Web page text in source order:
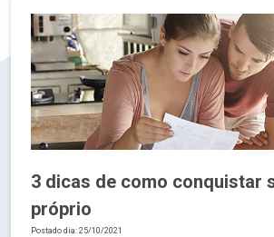
3 dicas de como conquistar
próprio
Postado dia: 25/10/2021